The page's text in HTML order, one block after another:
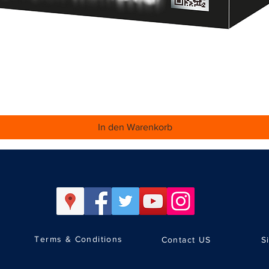
In den Warenkorb
Terms & Conditions Contact US